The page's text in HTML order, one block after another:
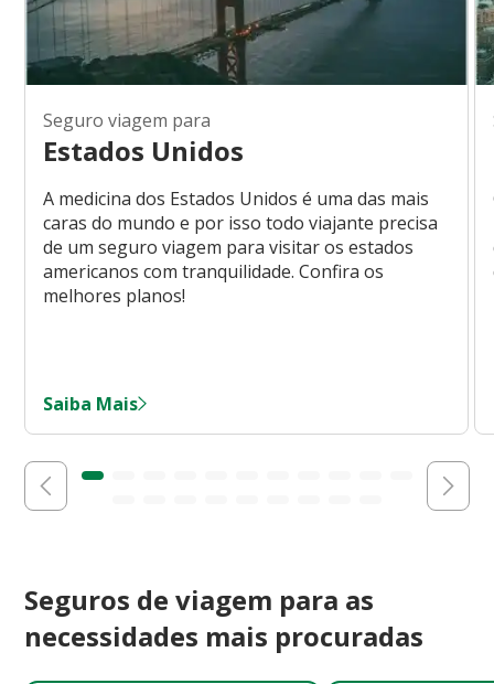
Seguro viagem para
Estados Unidos
A medicina dos Estados Unidos é uma das mais
caras do mundo e por isso todo viajante precisa
de um seguro viagem para visitar os estados
americanos com tranquilidade. Confira os
melhores planos!
Saiba Mais
Seguros de viagem para as
necessidades mais procuradas